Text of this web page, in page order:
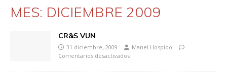
MES: DICIEMBRE 2009
CR&S VUN
31 diciembre, 2009
Manel Hospido
Comentarios desactivados